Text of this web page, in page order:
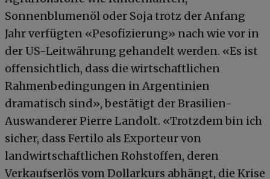
Sonnenblumenöl oder Soja trotz der Anfang
Jahr verfügten «Pesofizierung» nach wie vor in
der US-Leitwährung gehandelt werden. «Es ist
offensichtlich, dass die wirtschaftlichen
Rahmenbedingungen in Argentinien
dramatisch sind», bestätigt der Brasilien-
Auswanderer Pierre Landolt. «Trotzdem bin ich
sicher, dass Fertilo als Exporteur von
landwirtschaftlichen Rohstoffen, deren
Verkaufserlös vom Dollarkurs abhängt, die Krise